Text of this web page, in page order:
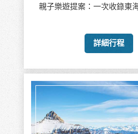
親子樂遊提案：一次收錄東
詳細行程